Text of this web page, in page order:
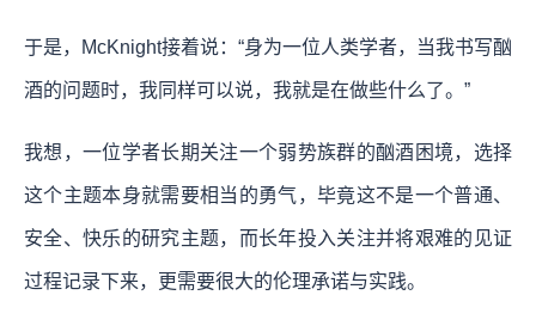
于是，McKnight接着说：“身为一位人类学者，当我书写酗
酒的问题时，我同样可以说，我就是在做些什么了。”
我想，一位学者长期关注一个弱势族群的酗酒困境，选择
这个主题本身就需要相当的勇气，毕竟这不是一个普通、
安全、快乐的研究主题，而长年投入关注并将艰难的见证
过程记录下来，更需要很大的伦理承诺与实践。